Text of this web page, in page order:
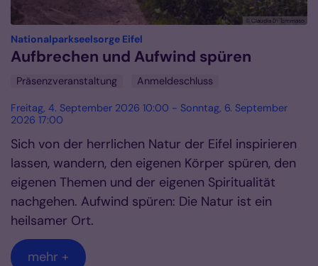
© Claudia Di Tommaso
Nationalparkseelsorge Eifel
Aufbrechen und Aufwind spüren
Präsenzveranstaltung Anmeldeschluss
Freitag, 4. September 2026 10:00 - Sonntag, 6. September
2026 17:00
Sich von der herrlichen Natur der Eifel inspirieren
lassen, wandern, den eigenen Körper spüren, den
eigenen Themen und der eigenen Spiritualität
nachgehen. Aufwind spüren: Die Natur ist ein
heilsamer Ort.
mehr +